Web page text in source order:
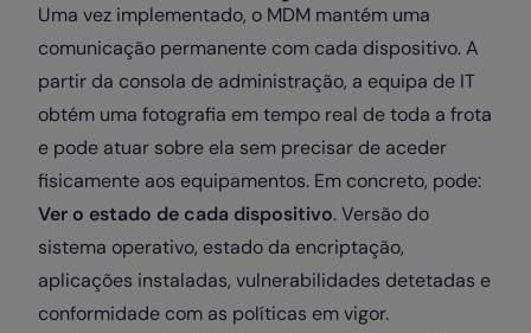
Uma vez implementado, o MDM mantém uma
comunicação permanente com cada dispositivo. A
partir da consola de administração, a equipa de IT
obtém uma fotografia em tempo real de toda a frota
e pode atuar sobre ela sem precisar de aceder
fisicamente aos equipamentos. Em concreto, pode:
Ver o estado de cada dispositivo. Versão do
sistema operativo, estado da encriptação,
aplicações instaladas, vulnerabilidades detetadas e
conformidade com as políticas em vigor.